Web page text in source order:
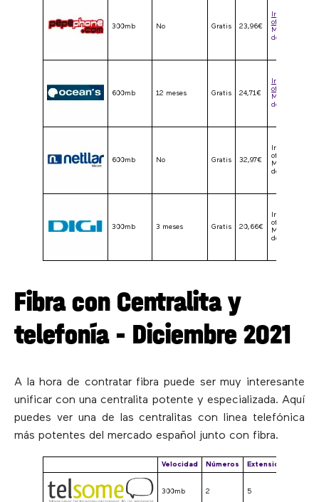
300mb No Gratis 23,96€
Ir a la
oferta
Más
detalles
600mb 12 meses Gratis 24,71€
Ir a la
oferta
Más
detalles
600mb No Gratis 32,97€
Ir a la
oferta
Más
detalles
300mb 3 meses Gratis 20,66€
Ir a la
oferta
Más
detalles
Fibra con Centralita y
telefonía – Diciembre 2021
A la hora de contratar fibra puede ser muy interesante
unificar con una centralita potente y especializada. Aquí
puedes ver una de las centralitas con linea telefónica
más potentes del mercado español junto con fibra.
Velocidad Números Extensiones/
300mb 2 5